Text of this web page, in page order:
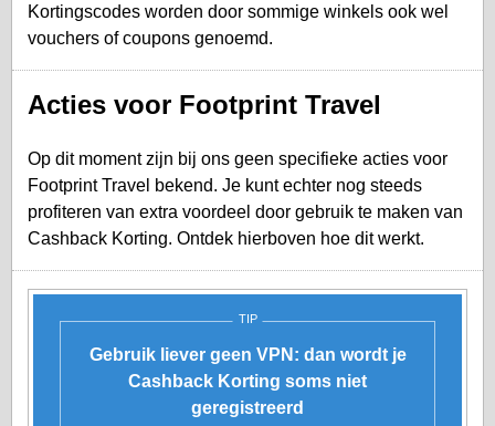
Kortingscodes worden door sommige winkels ook wel
vouchers of coupons genoemd.
Acties voor Footprint Travel
Op dit moment zijn bij ons geen specifieke acties voor
Footprint Travel bekend. Je kunt echter nog steeds
profiteren van extra voordeel door gebruik te maken van
Cashback Korting. Ontdek hierboven hoe dit werkt.
TIP
Gebruik liever geen VPN: dan wordt je
Cashback Korting soms niet
geregistreerd